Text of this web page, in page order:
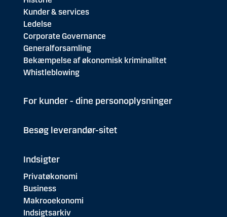
Kunder & services
Ledelse
Corporate Governance
Generalforsamling
Bekæmpelse af økonomisk kriminalitet
Whistleblowing
For kunder - dine personoplysninger
Besøg leverandør-sitet
Indsigter
Privatøkonomi
Business
Makrooekonomi
Indsigtsarkiv